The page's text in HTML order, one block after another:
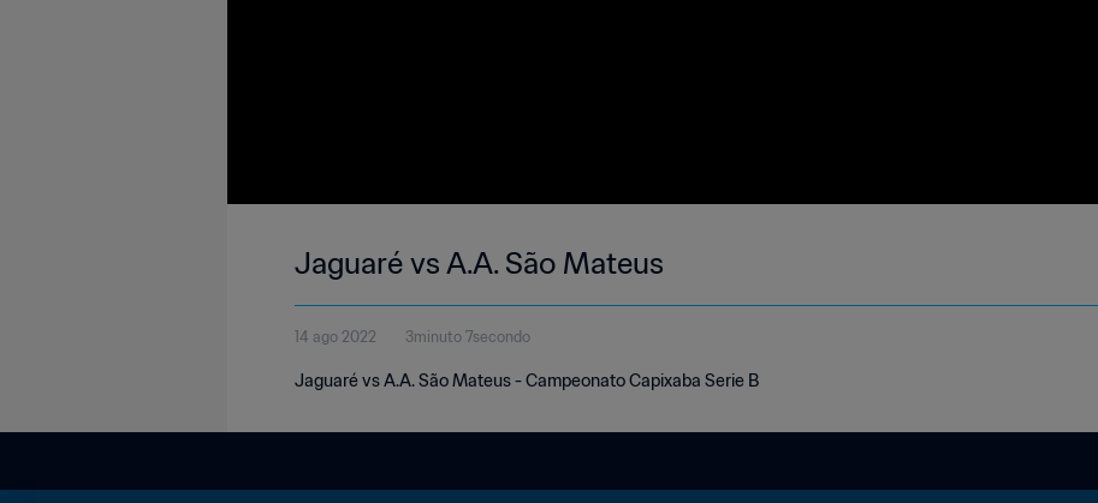
Jaguaré vs A.A. São Mateus
14 ago 2022 3minuto 7secondo
Jaguaré vs A.A. São Mateus - Campeonato Capixaba Serie B